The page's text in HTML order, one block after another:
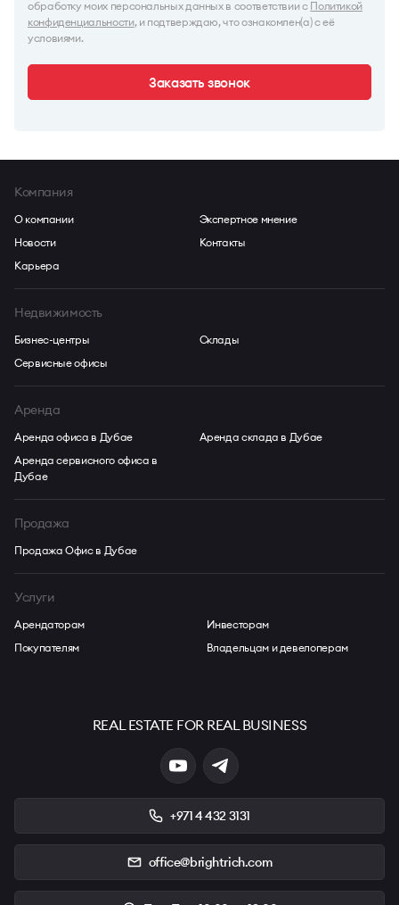
обработку моих персональных данных в соответствии с Политикой
конфиденциальности, и подтверждаю, что ознакомлен(а) с её
условиями.
Заказать звонок
Компания
О компании
Новости
Карьера
Экспертное мнение
Контакты
Недвижимость
Бизнес-центры
Сервисные офисы
Склады
Аренда
Аренда офиса в Дубае
Аренда сервисного офиса в
Дубае
Аренда склада в Дубае
Продажа
Продажа Офис в Дубае
Услуги
Арендаторам
Покупателям
Инвесторам
Владельцам и девелоперам
REAL ESTATE FOR REAL BUSINESS
+971 4 432 3131
office@brightrich.com